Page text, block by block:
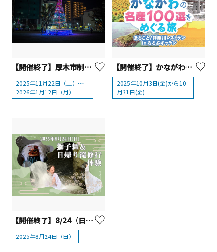
【開催終了】厚木市制70周年記念 あつぎウィンターフェスティバル ウィンターイルミネーション【厚木市】
2025年11月22日（土）～
2026年1月12日（月）
【開催終了】かながわの名産100選×るるぶキッチン 10/3（金）～「まるごと！神奈川レストラン」開催！
2025年10月3日(金)から10
月31日(金)
【開催終了】8/24（日）獅子舞＆日帰り滝修行体験を開催！【厚木市】
2025年8月24日（日）